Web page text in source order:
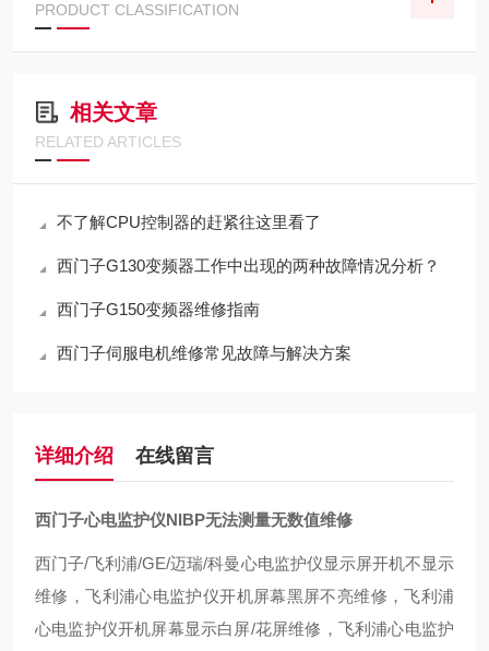
PRODUCT CLASSIFICATION
相关文章
RELATED ARTICLES
不了解CPU控制器的赶紧往这里看了
西门子G130变频器工作中出现的两种故障情况分析？
西门子G150变频器维修指南
西门子伺服电机维修常见故障与解决方案
详细介绍 在线留言
西门子心电监护仪NIBP无法测量无数值维修
西门子/飞利浦/GE/迈瑞/科曼心电监护仪显示屏开机不显示
维修，飞利浦心电监护仪开机屏幕黑屏不亮维修，飞利浦
心电监护仪开机屏幕显示白屏/花屏维修，飞利浦心电监护